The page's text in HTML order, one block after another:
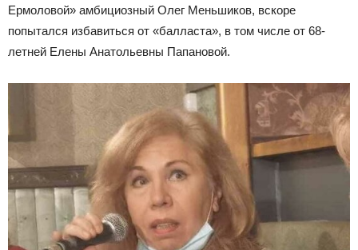
Ермоловой» амбициозный Олег Меньшиков, вскоре
попытался избавиться от «балласта», в том числе от 68-
летней Елены Анатольевны Папановой.